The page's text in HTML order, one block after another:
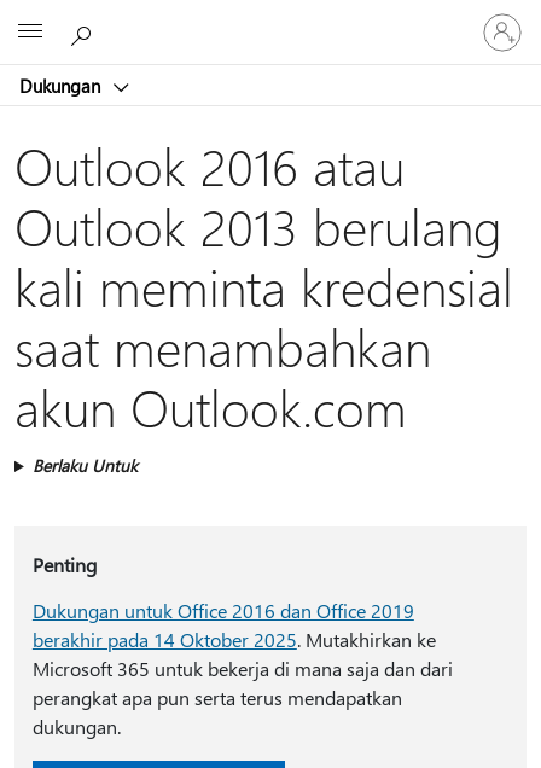
Dukungan
Masuk
ke
akun
Outlook 2016 atau
Outlook 2013 berulang
kali meminta kredensial
saat menambahkan
akun Outlook.com
Berlaku Untuk
Penting
Dukungan untuk Office 2016 dan Office 2019
berakhir pada 14 Oktober 2025. Mutakhirkan ke
Microsoft 365 untuk bekerja di mana saja dan dari
perangkat apa pun serta terus mendapatkan
dukungan.